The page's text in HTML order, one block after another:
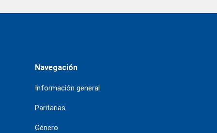
Navegación
Información general
Paritarias
Género